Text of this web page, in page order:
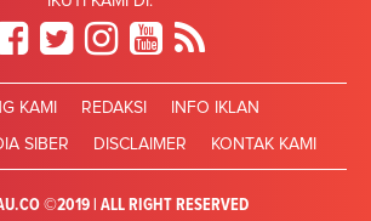
KAMI REDAKSI INFO IKLAN
SIBER DISCLAIMER KONTAK KAMI
©2019 | ALL RIGHT RESERVED